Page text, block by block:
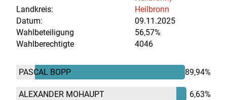
Landkreis:
Heilbronn
Datum:
09.11.2025
Wahlbeteiligung
56,57%
Wahlberechtigte
4046
PASCAL BOPP 89,94%
ALEXANDER MOHAUPT 6,63%